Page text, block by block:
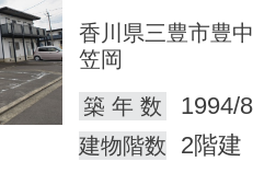
香川県三豊市豊
笠岡
築 年 数
1994/
建物階数 2階建